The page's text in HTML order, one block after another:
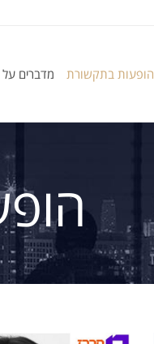
הופעות בתקשורת מדברים על